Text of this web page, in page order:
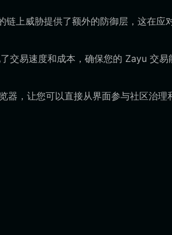
上威胁提供了额外的防御层，这在应
交易速度和成本，确保您的 Zayu 交易
，让您可以直接从界面参与社区治理